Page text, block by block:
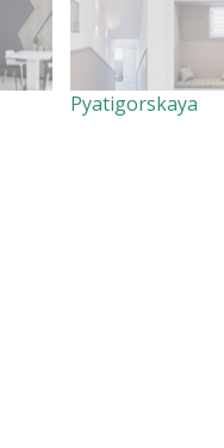
Pyatigorskaya